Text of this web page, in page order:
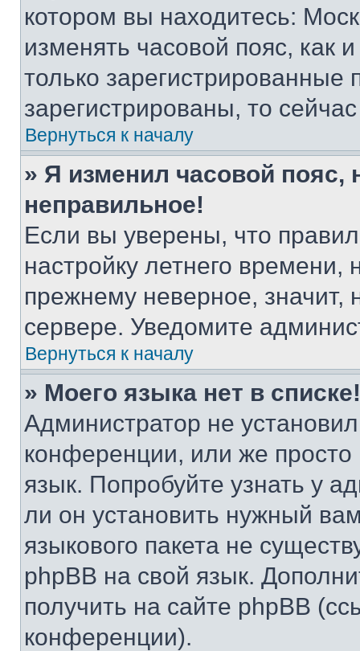
котором вы находитесь:
изменять часовой пояс, как
только
зарегистрированы, то
Вернуться к началу
» Я изменил часовой пояс,
неправильное!
Если вы уверены, что
настройку летнего
прежнему неверное, значит,
сервере. Уведомите
Вернуться к началу
» Моего языка нет в списке!
Администратор не
конференции, или же
язык. Попробуйте узнать у
ли он установить нужный
языкового пакета не
phpBB на свой язык.
получить на сайте phpBB
конференции).